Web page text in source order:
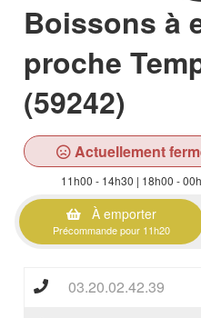
Boissons à
proche
(59242)
Actuellement
11h00 - 14h30 | 18h00 -
À emporter
Précommande pour 11h20
03.20.02.42.39